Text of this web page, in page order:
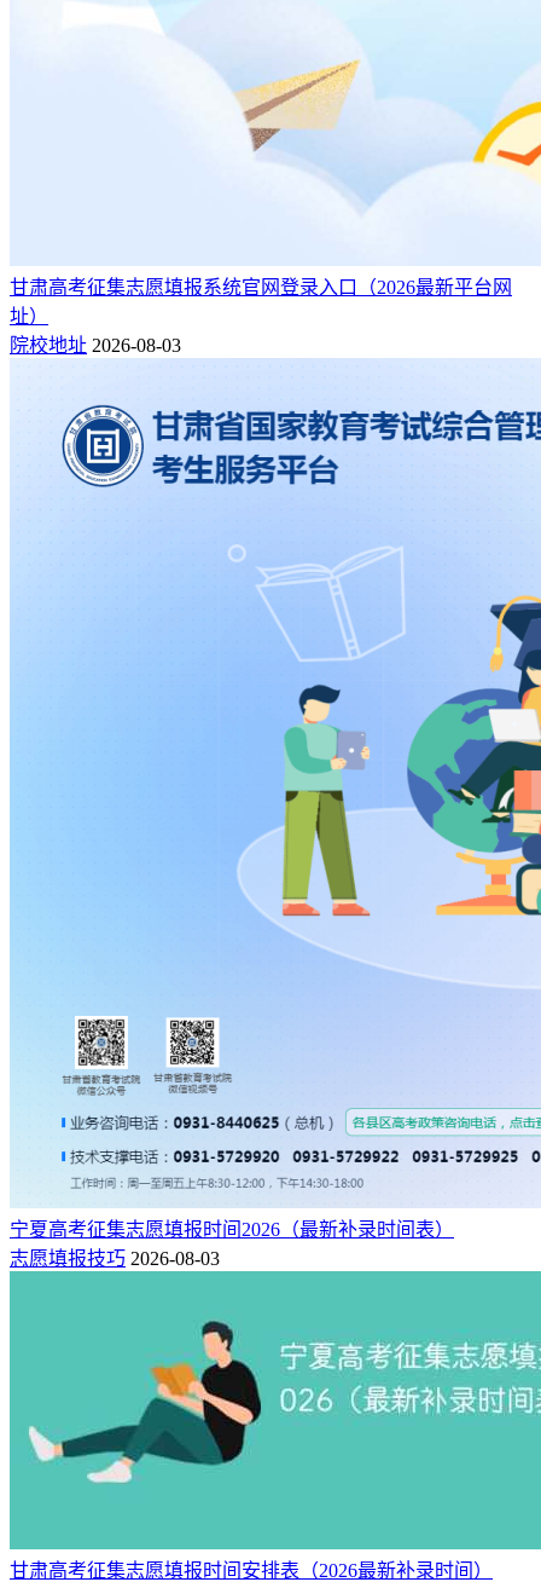
对于全国统考、技能高考类考生，填写报名信息后需完成在线
缴费，页面会出现如下引导，点击“立即缴费”进入到缴费流程
并完成缴费，才算完成高考报名。缴费不成功(即看不到缴费
成功的提示)则报名无效。如下：
(1)全国统考考生需缴纳全国统考及学业考试选择考的考试费
(2)全国统考体育类考生，需一起缴纳体测费175元，合计总缴
(3)全国统考艺术类考生如报名参加美术统考，需一起缴纳美
术统考费105元，合计总缴费：210 + 105 = 315元;
(4)技能高考考生需缴纳技能高考文化综合考试费60元。
甘肃高考征集志愿填报系统官网登录入口（2026最新平台网
址）
院校地址 2026-08-03
宁夏高考征集志愿填报时间2026（最新补录时间表）
志愿填报技巧 2026-08-03
甘肃高考征集志愿填报时间安排表（2026最新补录时间）